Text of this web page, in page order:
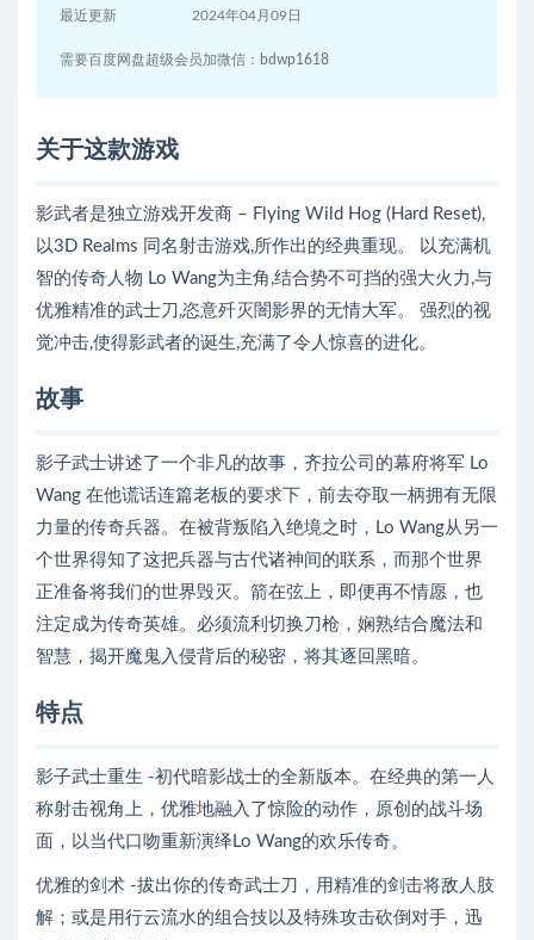
最近更新 2024年04月09日
需要百度网盘超级会员加微信：bdwp1618
关于这款游戏
影武者是独立游戏开发商 – Flying Wild Hog (Hard Reset),
以3D Realms 同名射击游戏,所作出的经典重现。 以充满机
智的传奇人物 Lo Wang为主角,结合势不可挡的强大火力,与
优雅精准的武士刀,恣意歼灭闇影界的无情大军。 强烈的视
觉冲击,使得影武者的诞生,充满了令人惊喜的进化。
故事
影子武士讲述了一个非凡的故事，齐拉公司的幕府将军 Lo
Wang 在他谎话连篇老板的要求下，前去夺取一柄拥有无限
力量的传奇兵器。在被背叛陷入绝境之时，Lo Wang从另一
个世界得知了这把兵器与古代诸神间的联系，而那个世界
正准备将我们的世界毁灭。箭在弦上，即便再不情愿，也
注定成为传奇英雄。必须流利切换刀枪，娴熟结合魔法和
智慧，揭开魔鬼入侵背后的秘密，将其逐回黑暗。
特点
影子武士重生 -初代暗影战士的全新版本。在经典的第一人
称射击视角上，优雅地融入了惊险的动作，原创的战斗场
面，以当代口吻重新演绎Lo Wang的欢乐传奇。
优雅的剑术 -拔出你的传奇武士刀，用精准的剑击将敌人肢
解；或是用行云流水的组合技以及特殊攻击砍倒对手，迅